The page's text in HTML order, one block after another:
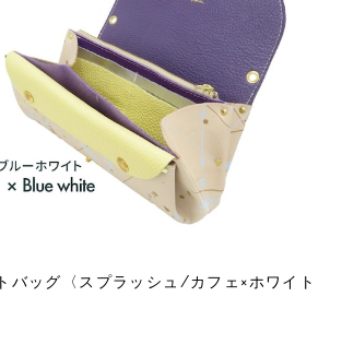
バッグ〈スプラッシュ/カフェ×ホワイト